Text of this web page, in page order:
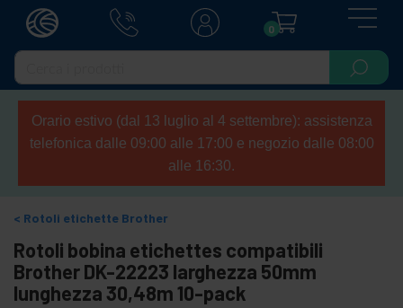
0
Orario estivo (dal 13 luglio al 4 settembre): assistenza
telefonica dalle 09:00 alle 17:00 e negozio dalle 08:00
alle 16:30.
Rotoli etichette Brother
Rotoli bobina etichettes compatibili
Brother DK-22223 larghezza 50mm
lunghezza 30,48m 10-pack